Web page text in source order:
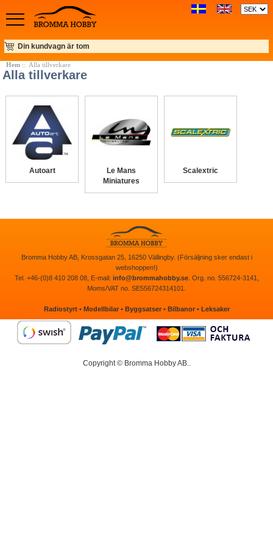
Din kundvagn är tom
Hem:: Alla tillverkare
Alla tillverkare
Autoart
Le Mans
Miniatures
Scalextric
Bromma Hobby AB, Krossgatan 25, 16250 Vällingby. (Försäljning sker endast i
webshoppen!)
Tel. +46-(0)8 410 208 08, E-mail: info@brommahobby.se. Org. no. 556724-3141,
Moms/VAT no. SE556724314101.
Radiostyrt• Modellbilar• Byggsatser• Bilbanor• Leksaker
Copyright © Bromma Hobby AB..